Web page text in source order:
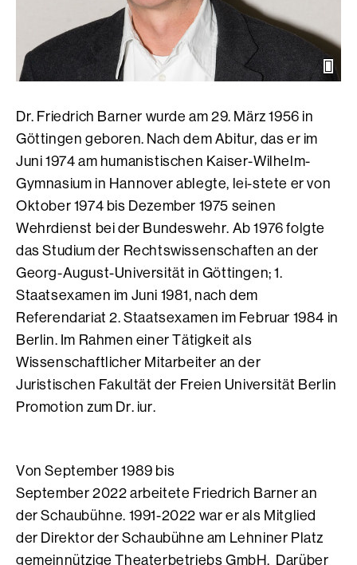
der
Dr. Friedrich Barner wurde am 29. März 1956 in
Göttingen geboren. Nach dem Abitur, das er im
Juni 1974 am humanistischen Kaiser-Wilhelm-
Gymnasium in Hannover ablegte, lei-stete er von
Oktober 1974 bis Dezember 1975 seinen
Wehrdienst bei der Bundeswehr. Ab 1976 folgte
das Studium der Rechtswissenschaften an der
Georg-August-Universität in Göttingen; 1.
Staatsexamen im Juni 1981, nach dem
Referendariat 2. Staatsexamen im Februar 1984 in
Berlin. Im Rahmen einer Tätigkeit als
Wissenschaftlicher Mitarbeiter an der
Juristischen Fakultät der Freien Universität Berlin
Promotion zum Dr. iur.
Von September 1989 bis
September 2022 arbeitete Friedrich Barner an
der Schaubühne. 1991-2022 war er als Mitglied
der Direktor der Schaubühne am Lehniner Platz
gemeinnützige Theaterbetriebs GmbH. Darüber